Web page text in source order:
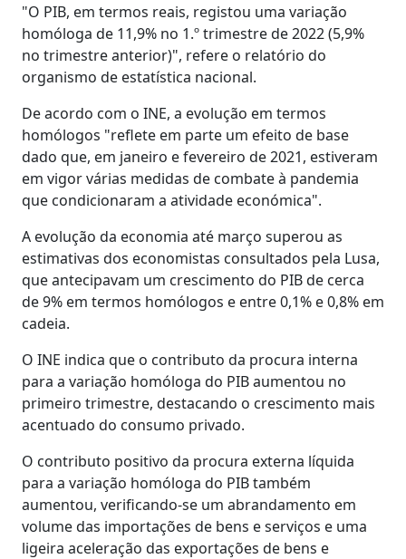
"O PIB, em termos reais, registou uma variação
homóloga de 11,9% no 1.º trimestre de 2022 (5,9%
no trimestre anterior)", refere o relatório do
organismo de estatística nacional.
De acordo com o INE, a evolução em termos
homólogos "reflete em parte um efeito de base
dado que, em janeiro e fevereiro de 2021, estiveram
em vigor várias medidas de combate à pandemia
que condicionaram a atividade económica".
A evolução da economia até março superou as
estimativas dos economistas consultados pela Lusa,
que antecipavam um crescimento do PIB de cerca
de 9% em termos homólogos e entre 0,1% e 0,8% em
cadeia.
O INE indica que o contributo da procura interna
para a variação homóloga do PIB aumentou no
primeiro trimestre, destacando o crescimento mais
acentuado do consumo privado.
O contributo positivo da procura externa líquida
para a variação homóloga do PIB também
aumentou, verificando-se um abrandamento em
volume das importações de bens e serviços e uma
ligeira aceleração das exportações de bens e